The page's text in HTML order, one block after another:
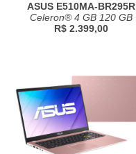
ASUS E510MA-BR295R
Celeron® 4 GB 120 GB
R$ 2.399,00